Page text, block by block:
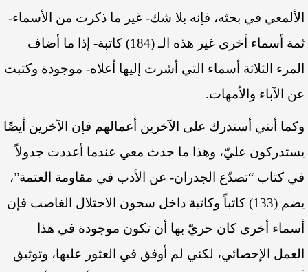
الألمعي في بحثه، فإنه بلا شك- غير ما ذكرت من الأسماء-
ثمة أسماء أخرى غير هذه الـ (184) كاتبة- إذا ما أضاف
المرء الثلاثة أسماء التي أشرت إليها أعلاه- موجودة وكتبت
عن الآباء والأمهات.
وكما أنني أستدرك على الآخرين أعمالهم فإن الآخرين أيضًا
يستدركون عليّ، وهذا ما حدث معي عندما أعددت جدولاً
في كتاب “تصدّع الجدران- عن الأدب في مقاومة العتمة”،
يضم (133) كاتباً وكاتبة داخل سجون الاحتلال الغاصب فإن
أسماء أخرى كان حريّ بها أن تكون موجودة في هذا
العمل الإحصائي، لكني لم أوفق في العثور عليها، وتوثيق